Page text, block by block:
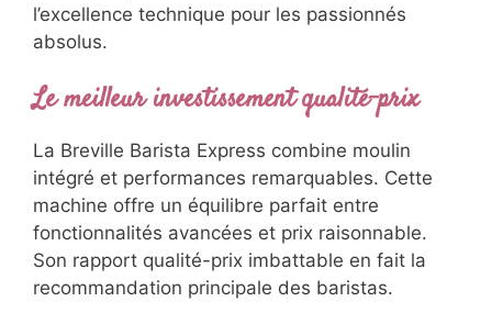
l’excellence technique pour les passionnés
absolus.
Le meilleur investissement qualité-prix
La Breville Barista Express combine moulin
intégré et performances remarquables. Cette
machine offre un équilibre parfait entre
fonctionnalités avancées et prix raisonnable.
Son rapport qualité-prix imbattable en fait la
recommandation principale des baristas.